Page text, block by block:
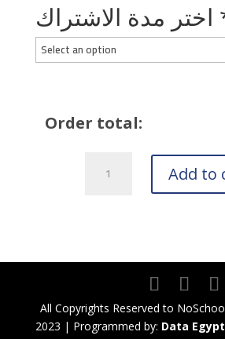
اختر مدة الاشتراك
Order total:
مرحلة
Add to
All Copyrights Reserved to
2023 | Programmed by: Data